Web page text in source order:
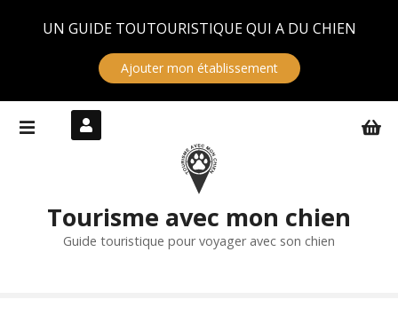
UN GUIDE TOUTOURISTIQUE QUI A DU CHIEN
Ajouter mon établissement
Tourisme avec mon chien
Guide touristique pour voyager avec son chien